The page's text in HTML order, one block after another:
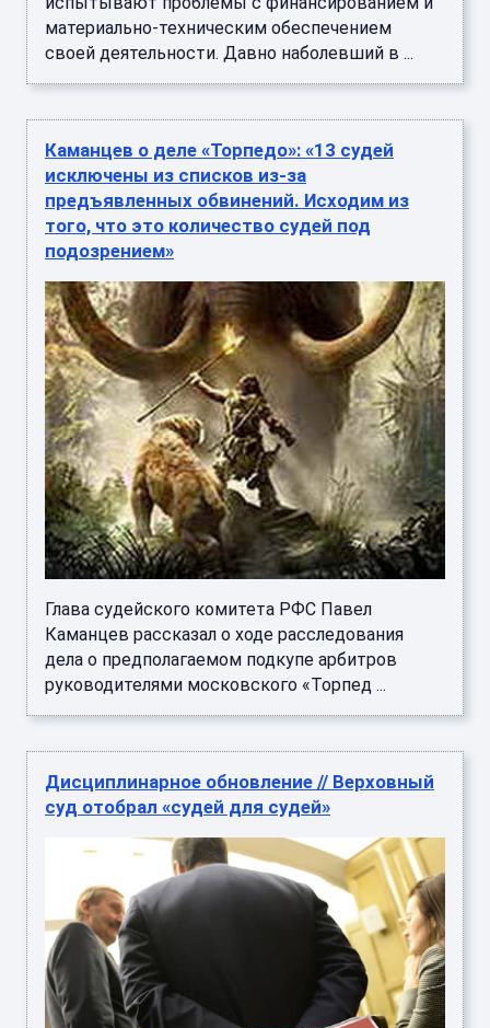
материально-техническим обеспечением
своей деятельности. Давно наболевший в ...
Каманцев о деле «Торпедо»: «13 судей
исключены из списков из-за
предъявленных обвинений. Исходим из
того, что это количество судей под
подозрением»
Глава судейского комитета РФС Павел
Каманцев рассказал о ходе расследования
дела о предполагаемом подкупе арбитров
руководителями московского «Торпед ...
Дисциплинарное обновление // Верховный
суд отобрал «судей для судей»